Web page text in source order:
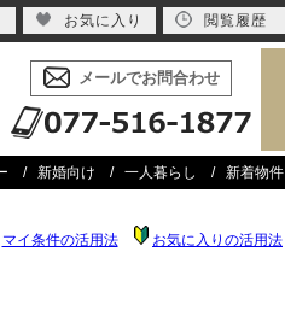
メールでお問合わせ
新婚向け 一人暮らし 新着物件
マイ条件の活用法 お気に入りの活用法
お気に入り 閲覧履歴